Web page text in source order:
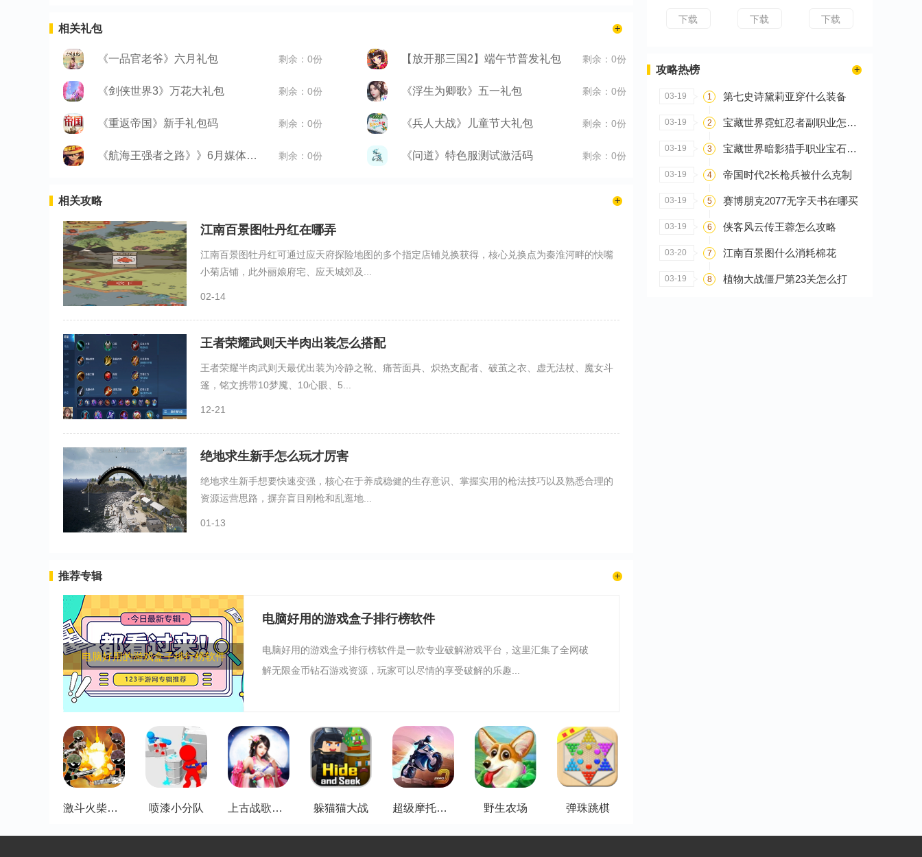
相关礼包
《一品官老爷》六月礼包 剩余：0份 【放开那三国2】端午节普发礼包 剩余：0份
《剑侠世界3》万花大礼包 剩余：0份 《浮生为卿歌》五一礼包 剩余：0份
《重返帝国》新手礼包码 剩余：0份 《兵人大战》儿童节大礼包 剩余：0份
《航海王强者之路》》6月媒体礼包 剩余：0份 《问道》特色服测试激活码 剩余：0份
相关攻略
江南百景图牡丹红在哪弄
江南百景图牡丹红可通过应天府探险地图的多个指定店铺兑换获得，核心兑换点为秦淮河畔的快嘴
小菊店铺，此外丽娘府宅、应天城郊及...
02-14
王者荣耀武则天半肉出装怎么搭配
王者荣耀半肉武则天最优出装为冷静之靴、痛苦面具、炽热支配者、破茧之衣、虚无法杖、魔女斗
篷，铭文携带10梦魇、10心眼、5...
12-21
绝地求生新手怎么玩才厉害
绝地求生新手想要快速变强，核心在于养成稳健的生存意识、掌握实用的枪法技巧以及熟悉合理的
资源运营思路，摒弃盲目刚枪和乱逛地...
01-13
推荐专辑
电脑好用的游戏盒子排行榜软件
电脑好用的游戏盒子排行榜软件
电脑好用的游戏盒子排行榜软件是一款专业破解游戏平台，这里汇集了全网破
解无限金币钻石游戏资源，玩家可以尽情的享受破解的乐趣...
激斗火柴人街头大乱斗 喷漆小分队 上古战歌内购版 躲猫猫大战 超级摩托车零 野生农场 弹珠跳棋
下载 下载 下载
攻略热榜
03-19 1 第七史诗黛莉亚穿什么装备
03-19 2 宝藏世界霓虹忍者副职业怎么选
03-19 3 宝藏世界暗影猎手职业宝石怎么搭配
03-19 4 帝国时代2长枪兵被什么克制
03-19 5 赛博朋克2077无字天书在哪买
03-19 6 侠客风云传王蓉怎么攻略
03-20 7 江南百景图什么消耗棉花
03-19 8 植物大战僵尸第23关怎么打